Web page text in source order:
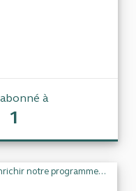
à
1
2023 - Aidez-nous à enrichir notre programme de travail